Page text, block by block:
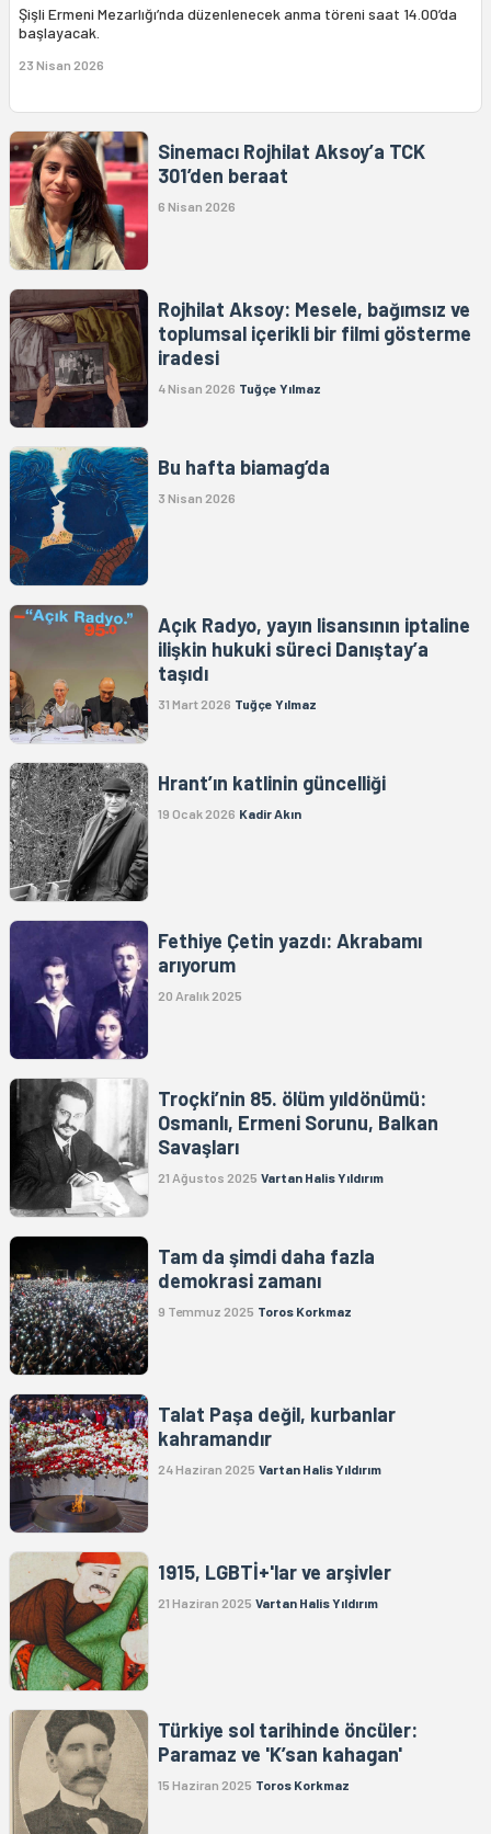
Şişli Ermeni Mezarlığı’nda düzenlenecek anma töreni saat 14.00’da
başlayacak.
23 Nisan 2026
Sinemacı Rojhilat Aksoy’a TCK
301’den beraat
6 Nisan 2026
Rojhilat Aksoy: Mesele, bağımsız ve
toplumsal içerikli bir filmi gösterme
iradesi
4 Nisan 2026 Tuğçe Yılmaz
Bu hafta biamag’da
3 Nisan 2026
Açık Radyo, yayın lisansının iptaline
ilişkin hukuki süreci Danıştay’a
taşıdı
31 Mart 2026 Tuğçe Yılmaz
Hrant’ın katlinin güncelliği
19 Ocak 2026 Kadir Akın
Fethiye Çetin yazdı: Akrabamı
arıyorum
20 Aralık 2025
Troçki’nin 85. ölüm yıldönümü:
Osmanlı, Ermeni Sorunu, Balkan
Savaşları
21 Ağustos 2025 Vartan Halis Yıldırım
Tam da şimdi daha fazla
demokrasi zamanı
9 Temmuz 2025 Toros Korkmaz
Talat Paşa değil, kurbanlar
kahramandır
24 Haziran 2025 Vartan Halis Yıldırım
1915, LGBTİ+'lar ve arşivler
21 Haziran 2025 Vartan Halis Yıldırım
Türkiye sol tarihinde öncüler:
Paramaz ve 'K’san kahagan'
15 Haziran 2025 Toros Korkmaz